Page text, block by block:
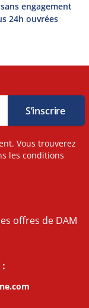
engagement
24h ouvrées
Vous trouverez
les conditions
offres de DAM
: